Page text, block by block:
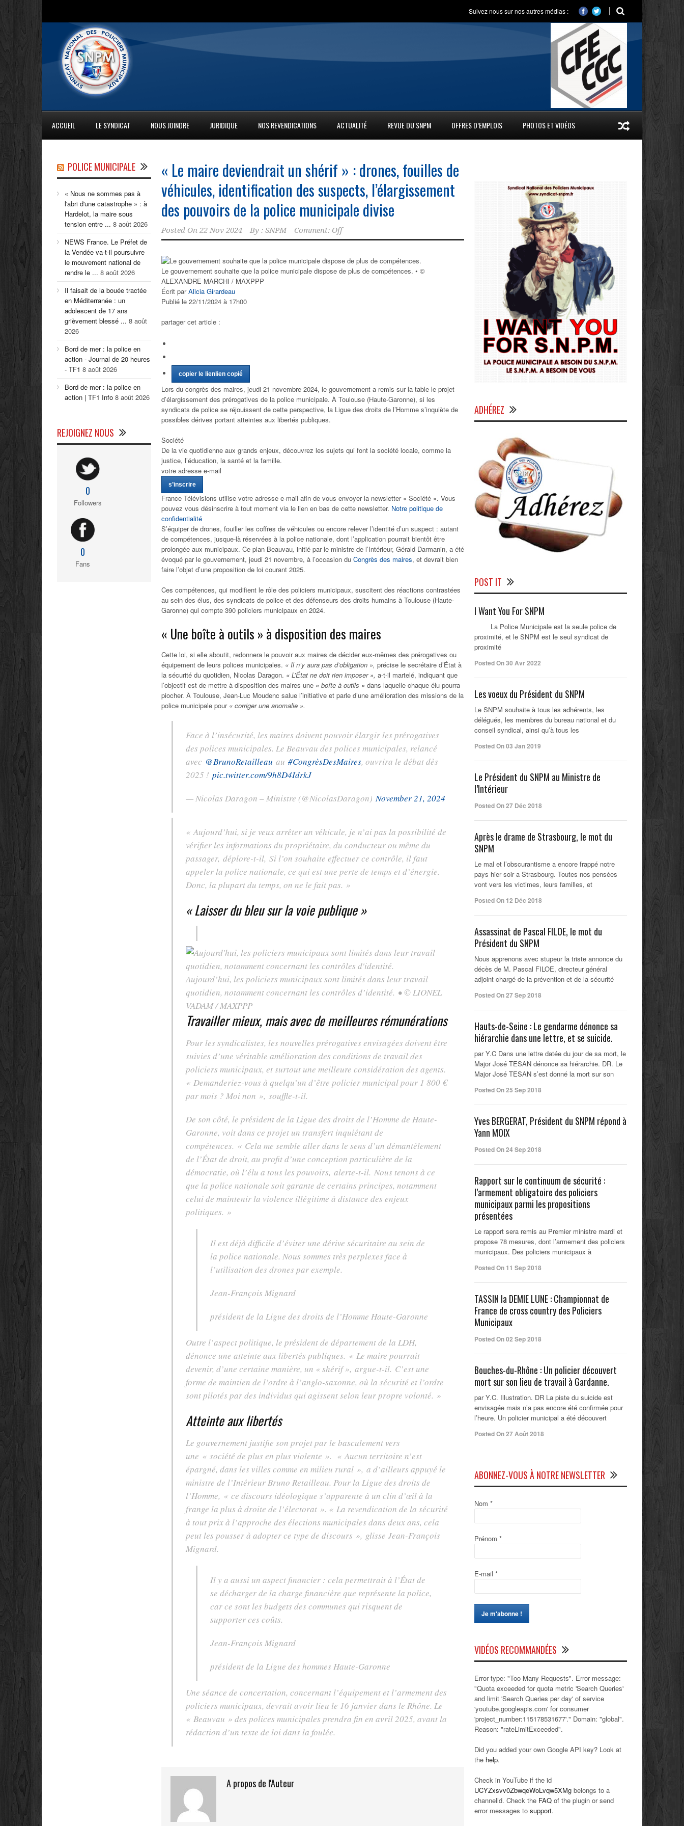
Suivez nous sur nos autres médias :
ACCUEIL LE SYNDICAT NOUS JOINDRE JURIDIQUE NOS REVENDICATIONS ACTUALITÉ REVUE DU SNPM OFFRES D’EMPLOIS PHOTOS ET VIDÉOS
« Le maire deviendrait un shérif » : drones, fouilles de
véhicules, identification des suspects, l’élargissement
des pouvoirs de la police municipale divise
Posted On 22 Nov 2024 By : SNPM Comment: Off
Le gouvernement souhaite que la police municipale dispose de plus de compétences. • ©
ALEXANDRE MARCHI / MAXPPP
Écrit parAlicia Girardeau
Publié le 22/11/2024 à 17h00
partager cet article :
copier le lienlien copié
Lors du congrès des maires, jeudi 21 novembre 2024, le gouvernement a remis sur la table le projet
d’élargissement des prérogatives de la police municipale. À Toulouse (Haute-Garonne), si les
syndicats de police se réjouissent de cette perspective, la Ligue des droits de l’Homme s’inquiète de
possibles dérives portant atteintes aux libertés publiques.
Société
De la vie quotidienne aux grands enjeux, découvrez les sujets qui font la société locale, comme la
justice, l’éducation, la santé et la famille.
votre adresse e-mail
s’inscrire
France Télévisions utilise votre adresse e-mail afin de vous envoyer la newsletter « Société ». Vous
pouvez vous désinscrire à tout moment via le lien en bas de cette newsletter. Notre politique de
confidentialité
S’équiper de drones, fouiller les coffres de véhicules ou encore relever l’identité d’un suspect : autant
de compétences, jusque-là réservées à la police nationale, dont l’application pourrait bientôt être
prolongée aux municipaux. Ce plan Beauvau, initié par le ministre de l’Intérieur, Gérald Darmanin, a été
évoqué par le gouvernement, jeudi 21 novembre, à l’occasion du Congrès des maires, et devrait bien
faire l’objet d’une proposition de loi courant 2025.
Ces compétences, qui modifient le rôle des policiers municipaux, suscitent des réactions contrastées
au sein des élus, des syndicats de police et des défenseurs des droits humains à Toulouse (Haute-
Garonne) qui compte 390 policiers municipaux en 2024.
« Une boîte à outils » à disposition des maires
Cette loi, si elle aboutit, redonnera le pouvoir aux maires de décider eux-mêmes des prérogatives ou
équipement de leurs polices municipales. « Il n’y aura pas d’obligation », précise le secrétaire d’État à
la sécurité du quotidien, Nicolas Daragon. « L’État ne doit rien imposer », a-t-il martelé, indiquant que
l’objectif est de mettre à disposition des maires une « boîte à outils » dans laquelle chaque élu pourra
piocher. À Toulouse, Jean-Luc Moudenc salue l’initiative et parle d’une amélioration des missions de la
police municipale pour« corriger une anomalie ».
Face à l’insécurité, les maires doivent pouvoir élargir les prérogatives
des polices municipales. Le Beauvau des polices municipales, relancé
avec @BrunoRetailleau au #CongrèsDesMaires, ouvrira le débat dès
2025 ! pic.twitter.com/9h8D4IdrkJ
— Nicolas Daragon – Ministre (@NicolasDaragon) November 21, 2024
« Aujourd’hui, si je veux arrêter un véhicule, je n’ai pas la possibilité de
vérifier les informations du propriétaire, du conducteur ou même du
passager, déplore-t-il, Si l’on souhaite effectuer ce contrôle, il faut
appeler la police nationale, ce qui est une perte de temps et d’énergie.
Donc, la plupart du temps, on ne le fait pas. »
« Laisser du bleu sur la voie publique »
Aujourd’hui, les policiers municipaux sont limités dans leur travail
quotidien, notamment concernant les contrôles d’identité. •© LIONEL
VADAM / MAXPPP
Travailler mieux, mais avec de meilleures rémunérations
Pour les syndicalistes, les nouvelles prérogatives envisagées doivent être
suivies d’une véritable amélioration des conditions de travail des
policiers municipaux, et surtout une meilleure considération des agents.
« Demanderiez-vous à quelqu’un d’être policier municipal pour 1 800 €
par mois ? Moi non », souffle-t-il.
De son côté, le président de la Ligue des droits de l’Homme de Haute-
Garonne, voit dans ce projet un transfert inquiétant de
compétences. « Cela me semble aller dans le sens d’un démantèlement
de l’État de droit, au profit d’une conception particulière de la
démocratie, où l’élu a tous les pouvoirs, alerte-t-il. Nous tenons à ce
que la police nationale soit garante de certains principes, notamment
celui de maintenir la violence illégitime à distance des enjeux
politiques. »
Il est déjà difficile d’éviter une dérive sécuritaire au sein de
la police nationale. Nous sommes très perplexes face à
l’utilisation des drones par exemple.
Jean-François Mignard
président de la Ligue des droits de l’Homme Haute-Garonne
Outre l’aspect politique, le président de département de la LDH,
dénonce une atteinte aux libertés publiques. « Le maire pourrait
devenir, d’une certaine manière, un « shérif », argue-t-il. C’est une
forme de maintien de l’ordre à l’anglo-saxonne, où la sécurité et l’ordre
sont pilotés par des individus qui agissent selon leur propre volonté. »
Atteinte aux libertés
Le gouvernement justifie son projet par le basculement vers
une « société de plus en plus violente ». « Aucun territoire n’est
épargné, dans les villes comme en milieu rural », a d’ailleurs appuyé le
ministre de l’Intérieur Bruno Retailleau. Pour la Ligue des droits de
l’Homme, « ce discours idéologique s’apparente à un clin d’œil à la
frange la plus à droite de l’électorat ». « La revendication de la sécurité
à tout prix à l’approche des élections municipales dans deux ans, cela
peut les pousser à adopter ce type de discours », glisse Jean-François
Mignard.
Il y a aussi un aspect financier : cela permettrait à l’État de
se décharger de la charge financière que représente la police,
car ce sont les budgets des communes qui risquent de
supporter ces coûts.
Jean-François Mignard
président de la Ligue des hommes Haute-Garonne
Une séance de concertation, concernant l’équipement et l’armement des
policiers municipaux, devrait avoir lieu le 16 janvier dans le Rhône. Le
« Beauvau » des polices municipales prendra fin en avril 2025, avant la
rédaction d’un texte de loi dans la foulée.
A propos de l'Auteur
POLICE MUNICIPALE
« Nous ne sommes pas à
l'abri d'une catastrophe » : à
Hardelot, la maire sous
tension entre ... 8 août 2026
NEWS France. Le Préfet de
la Vendée va-t-il poursuivre
le mouvement national de
rendre le ... 8 août 2026
Il faisait de la bouée tractée
en Méditerranée : un
adolescent de 17 ans
grièvement blessé ... 8 août
2026
Bord de mer : la police en
action - Journal de 20 heures
- TF1 8 août 2026
Bord de mer : la police en
action | TF1 Info 8 août 2026
REJOIGNEZ NOUS
0
Followers
0
Fans
ADHÉREZ
POST IT
I Want You For SNPM
La Police Municipale est la seule police de
proximité, et le SNPM est le seul syndicat de
proximité
Posted On 30 Avr 2022
Les voeux du Président du SNPM
Le SNPM souhaite à tous les adhérents, les
délégués, les membres du bureau national et du
conseil syndical, ainsi qu’à tous les
Posted On 03 Jan 2019
Le Président du SNPM au Ministre de
l’Intérieur
Posted On 27 Déc 2018
Après le drame de Strasbourg, le mot du
SNPM
Le mal et l’obscurantisme a encore frappé notre
pays hier soir a Strasbourg. Toutes nos pensées
vont vers les victimes, leurs familles, et
Posted On 12 Déc 2018
Assassinat de Pascal FILOE, le mot du
Président du SNPM
Nous apprenons avec stupeur la triste annonce du
décès de M. Pascal FILOE, directeur général
adjoint chargé de la prévention et de la sécurité
Posted On 27 Sep 2018
Hauts-de-Seine : Le gendarme dénonce sa
hiérarchie dans une lettre, et se suicide.
par Y.C Dans une lettre datée du jour de sa mort, le
Major José TESAN dénonce sa hiérarchie. DR. Le
Major José TESAN s’est donné la mort sur son
Posted On 25 Sep 2018
Yves BERGERAT, Président du SNPM répond à
Yann MOIX
Posted On 24 Sep 2018
Rapport sur le continuum de sécurité :
l’armement obligatoire des policiers
municipaux parmi les propositions
présentées
Le rapport sera remis au Premier ministre mardi et
propose 78 mesures, dont l’armement des policiers
municipaux. Des policiers municipaux à
Posted On 11 Sep 2018
TASSIN la DEMIE LUNE : Championnat de
France de cross country des Policiers
Municipaux
Posted On 02 Sep 2018
Bouches-du-Rhône : Un policier découvert
mort sur son lieu de travail à Gardanne.
par Y.C. Illustration. DR La piste du suicide est
envisagée mais n’a pas encore été confirmée pour
l’heure. Un policier municipal a été découvert
Posted On 27 Août 2018
ABONNEZ-VOUS À NOTRE NEWSLETTER
Nom *
Prénom *
E-mail *
VIDÉOS RECOMMANDÉES
Error type: "Too Many Requests". Error message:
"Quota exceeded for quota metric 'Search Queries'
and limit 'Search Queries per day' of service
'youtube.googleapis.com' for consumer
'project_number:115178531677'." Domain: "global".
Reason: "rateLimitExceeded".
Did you added your own Google API key? Look at
the help.
Check in YouTube if the id
UCYZxsvv0ZbwqeWoLvqw5XMg belongs to a
channelid. Check the FAQ of the plugin or send
error messages to support.